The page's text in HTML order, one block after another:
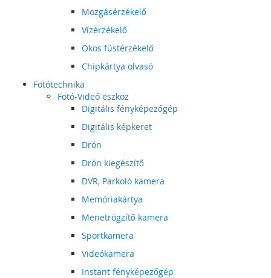
Mozgásérzékelő
Vízérzékelő
Okos füstérzékelő
Chipkártya olvasó
Fotótechnika
Fotó-Videó eszköz
Digitális fényképezőgép
Digitális képkeret
Drón
Drón kiegészítő
DVR, Parkoló kamera
Memóriakártya
Menetrögzítő kamera
Sportkamera
Videókamera
Instant fényképezőgép